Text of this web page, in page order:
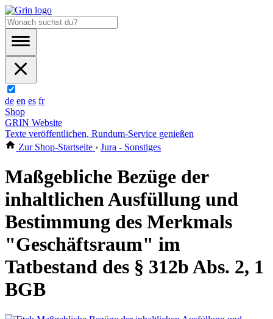
de en es fr
Shop
GRIN Website
Texte veröffentlichen, Rundum-Service genießen
Zur Shop-Startseite › Jura - Sonstiges
Maßgebliche Bezüge der
inhaltlichen Ausfüllung und
Bestimmung des Merkmals
"Geschäftsraum" im
Tatbestand des § 312b Abs. 2, 1
BGB